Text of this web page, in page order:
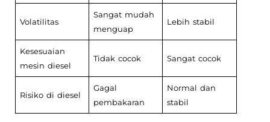
Volatilitas
Sangat mudah
menguap
Lebih stabil
Kesesuaian
mesin diesel
Tidak cocok Sangat cocok
Risiko di diesel
Gagal
pembakaran
Normal dan
stabil